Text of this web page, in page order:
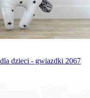
dzieci - gwiazdki 2067